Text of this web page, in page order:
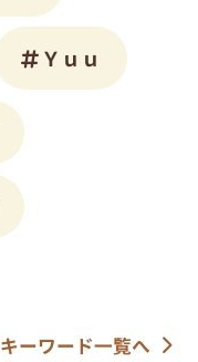
Ｙｕｕ
キーワード一覧へ